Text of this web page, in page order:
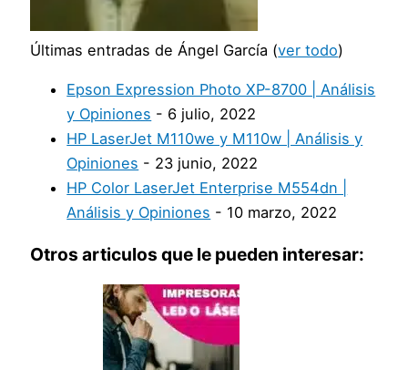
Últimas entradas de Ángel García (ver todo)
Epson Expression Photo XP-8700 | Análisis
y Opiniones - 6 julio, 2022
HP LaserJet M110we y M110w | Análisis y
Opiniones - 23 junio, 2022
HP Color LaserJet Enterprise M554dn |
Análisis y Opiniones - 10 marzo, 2022
Otros articulos que le pueden interesar: